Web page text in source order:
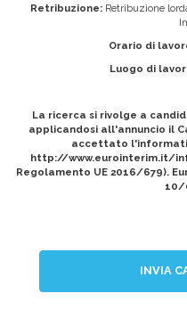
Retribuzione: Retribuzione
Orario di
Luogo di
La ricerca si rivolge a
applicandosi all'annuncio il
accettato
http://www.eurointerim.it/
Regolamento UE 2016/679).
10/
INVIA